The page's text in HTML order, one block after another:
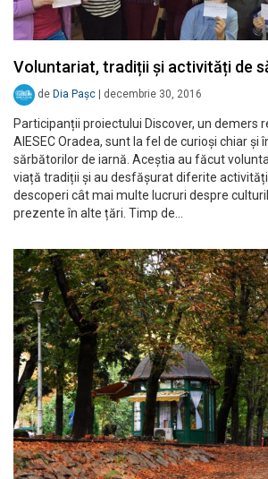
Voluntariat, tradiții și activități de
de Dia Pașc decembrie 30, 2016
Participanții proiectului Discover, un demers
AIESEC Oradea, sunt la fel de curioși chiar și
sărbătorilor de iarnă. Aceștia au făcut
viață tradiții și au desfășurat diferite activități
descoperi cât mai multe lucruri despre
prezente în alte țări. Timp de…